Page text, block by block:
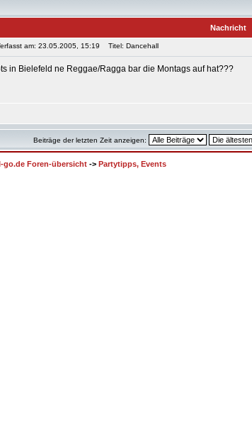
Nachricht
am: 23.05.2005, 15:19 Titel: Dancehall
in Bielefeld ne Reggae/Ragga bar die Montags auf hat???
Beiträge der letzten Zeit anzeigen:
go.de Foren-übersicht -> Partytipps, Events